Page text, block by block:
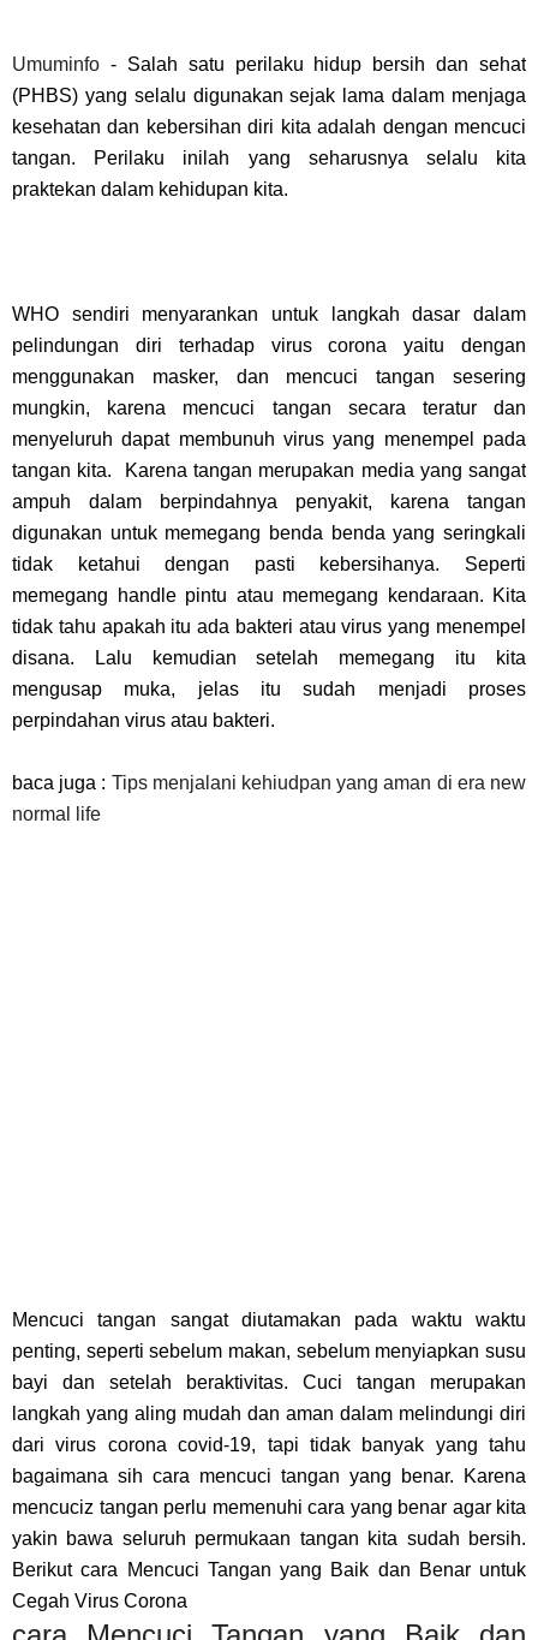
Umuminfo - Salah satu perilaku hidup bersih dan sehat
(PHBS) yang selalu digunakan sejak lama dalam menjaga
kesehatan dan kebersihan diri kita adalah dengan mencuci
tangan. Perilaku inilah yang seharusnya selalu kita
praktekan dalam kehidupan kita.
WHO sendiri menyarankan untuk langkah dasar dalam
pelindungan diri terhadap virus corona yaitu dengan
menggunakan masker, dan mencuci tangan sesering
mungkin, karena mencuci tangan secara teratur dan
menyeluruh dapat membunuh virus yang menempel pada
tangan kita. Karena tangan merupakan media yang sangat
ampuh dalam berpindahnya penyakit, karena tangan
digunakan untuk memegang benda benda yang seringkali
tidak ketahui dengan pasti kebersihanya. Seperti
memegang handle pintu atau memegang kendaraan. Kita
tidak tahu apakah itu ada bakteri atau virus yang menempel
disana. Lalu kemudian setelah memegang itu kita
mengusap muka, jelas itu sudah menjadi proses
perpindahan virus atau bakteri.
baca juga : Tips menjalani kehiudpan yang aman di era new
normal life
Mencuci tangan sangat diutamakan pada waktu waktu
penting, seperti sebelum makan, sebelum menyiapkan susu
bayi dan setelah beraktivitas. Cuci tangan merupakan
langkah yang aling mudah dan aman dalam melindungi diri
dari virus corona covid-19, tapi tidak banyak yang tahu
bagaimana sih cara mencuci tangan yang benar. Karena
mencuciz tangan perlu memenuhi cara yang benar agar kita
yakin bawa seluruh permukaan tangan kita sudah bersih.
Berikut cara Mencuci Tangan yang Baik dan Benar untuk
Cegah Virus Corona